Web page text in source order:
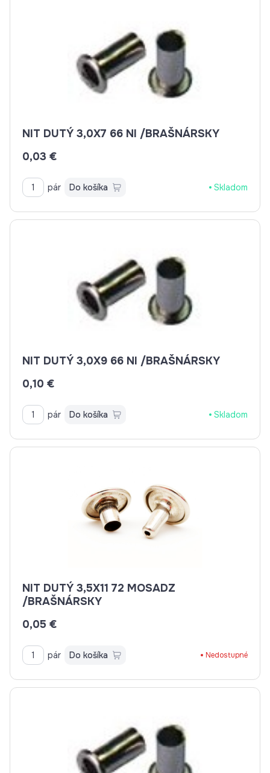
NIT DUTÝ 3,0X7 66 NI /BRAŠNÁRSKY
0,03 €
pár Do košíka Skladom
NIT DUTÝ 3,0X9 66 NI /BRAŠNÁRSKY
0,10 €
pár Do košíka Skladom
NIT DUTÝ 3,5X11 72 MOSADZ
/BRAŠNÁRSKY
0,05 €
pár Do košíka Nedostupné